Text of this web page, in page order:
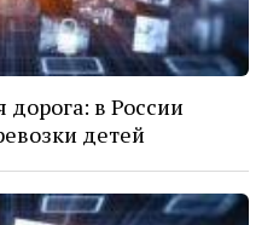
в России
детей